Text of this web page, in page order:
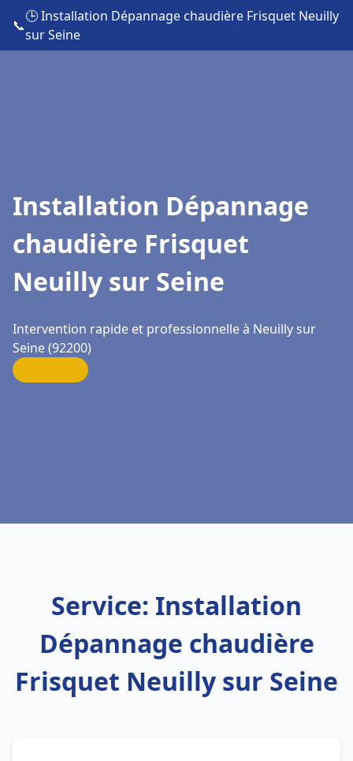
📞
🕒 Installation Dépannage chaudière Frisquet Neuilly
sur Seine
Installation Dépannage
chaudière Frisquet
Neuilly sur Seine
Intervention rapide et professionnelle à Neuilly sur
Seine (92200)
Service: Installation
Dépannage chaudière
Frisquet Neuilly sur Seine